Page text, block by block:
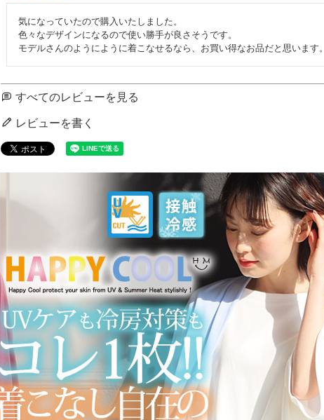
気になっていたので購入いたしました。
色々なデザインになるので使い勝手が良さそうです。
モデルさんのようにように着こなせるなら、お買い得なお品だと思います。
すべてのレビューを見る
レビューを書く